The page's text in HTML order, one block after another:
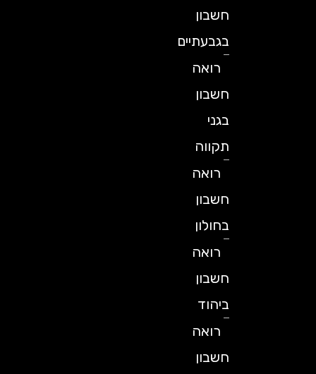
חשבון
בגבעתיים
רואה
חשבון
תקווה
רואה
חשבון
בחולון
רואה
חשבון
ביהוד
רואה
חשבון